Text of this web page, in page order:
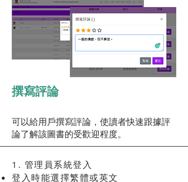
撰寫​評論
可以給用戶撰寫評論，使讀者快速跟據評
論了解該圖書的受歡迎程度。
1. 管理員系統登入
登入時能選擇繁體或英文